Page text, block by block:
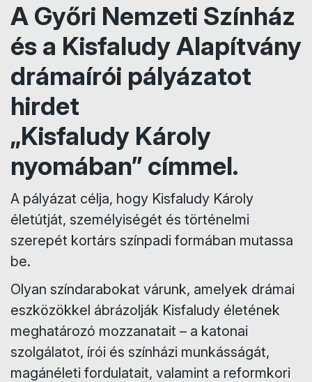
A Győri Nemzeti Színház
és a Kisfaludy Alapítvány
drámaírói pályázatot
hirdet
„Kisfaludy Károly
nyomában” címmel.
A pályázat célja, hogy Kisfaludy Károly
életútját, személyiségét és történelmi
szerepét kortárs színpadi formában mutassa
be.
Olyan színdarabokat várunk, amelyek drámai
eszközökkel ábrázolják Kisfaludy életének
meghatározó mozzanatait – a katonai
szolgálatot, írói és színházi munkásságát,
magánéleti fordulatait, valamint a reformkori